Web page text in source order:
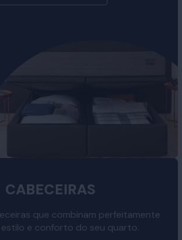
CABECEIRAS
que combinam perfeitamente
estilo e conforto do seu quarto.